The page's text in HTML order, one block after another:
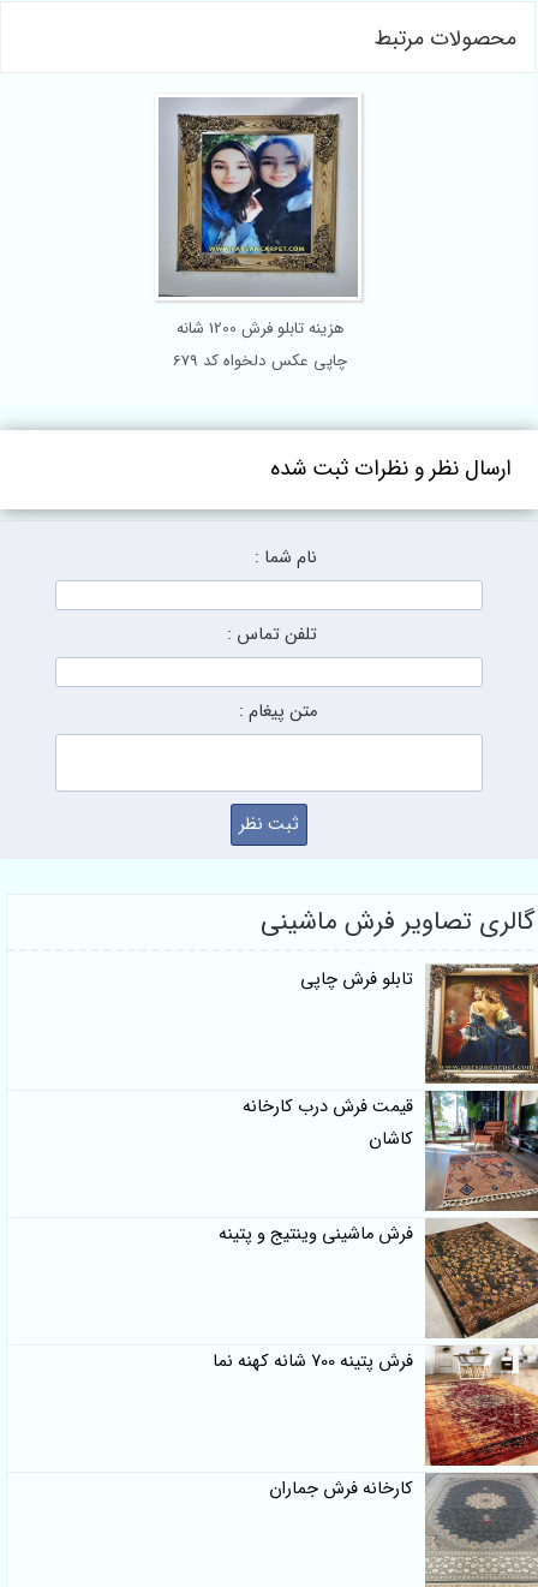
مرتبط
هزینه تابلو فرش 1200 شانه
چاپی عکس دلخواه کد 679
نظر و نظرات ثبت شده
تلفن تماس :
متن پیغام :
فرش ماشینی
تابلو فرش چاپی
قیمت فرش درب کارخانه
کاشان
فرش ماشینی وینتیج و پتینه
فرش پتینه 700 شانه کهنه نما
کارخانه فرش جماران